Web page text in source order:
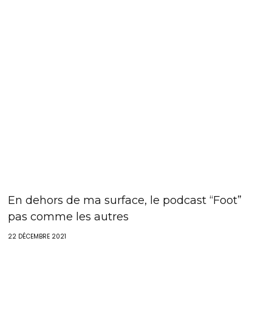
En dehors de ma surface, le podcast “Foot”
pas comme les autres
22 DÉCEMBRE 2021